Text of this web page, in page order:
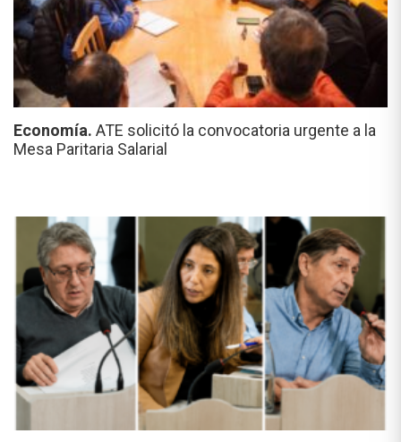
Economía. ATE solicitó la convocatoria urgente a la
Mesa Paritaria Salarial